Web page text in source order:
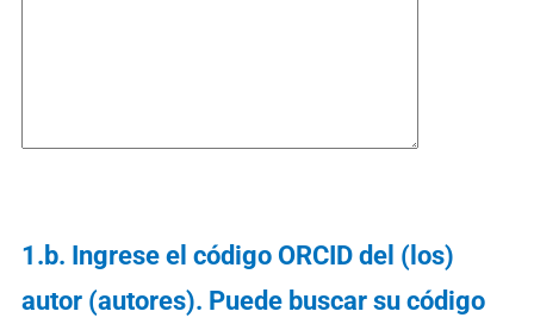
1.b. Ingrese el código ORCID del (los)
autor (autores). Puede buscar su código